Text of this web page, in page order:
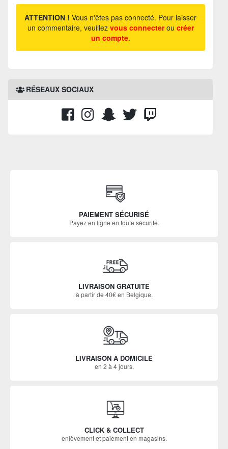
ATTENTION ! Vous n'êtes pas connecté. Pour laisser
un commentaire, veuillez vous connecterou créer
un compte.
RÉSEAUX SOCIAUX
PAIEMENT SÉCURISÉ
Payez en ligne en toute sécurité.
LIVRAISON GRATUITE
à partir de 40€ en Belgique.
LIVRAISON À DOMICILE
en 2 à 4 jours.
CLICK & COLLECT
enlèvement et paiement en magasins.